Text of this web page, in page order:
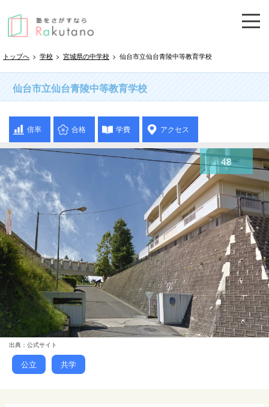
トップへ > 学校 > 宮城県の中学校 > 仙台市立仙台青陵中等教育学校
仙台市立仙台青陵中等教育学校
倍率 合格 学費 アクセス
48
出典：公式サイト
公立 共学